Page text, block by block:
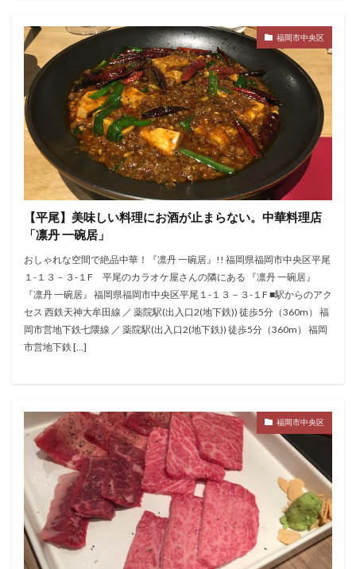
福岡市中央区
【平尾】美味しい料理にお酒が止まらない。中華料理店
「凛丹 一碗居」
おしゃれな空間で絶品中華！『凛丹 一碗居』!! 福岡県福岡市中央区平尾
１-１３－３-１F 平尾のカラオケ屋さんの隣にある 『凛丹 一碗居』
『凛丹 一碗居』 福岡県福岡市中央区平尾１-１３－３-１F ■駅からのアク
セス 西鉄天神大牟田線 ／ 薬院駅(出入口2(地下鉄)) 徒歩5分（360m） 福
岡市営地下鉄七隈線 ／ 薬院駅(出入口2(地下鉄)) 徒歩5分（360m） 福岡
市営地下鉄 […]
福岡市中央区